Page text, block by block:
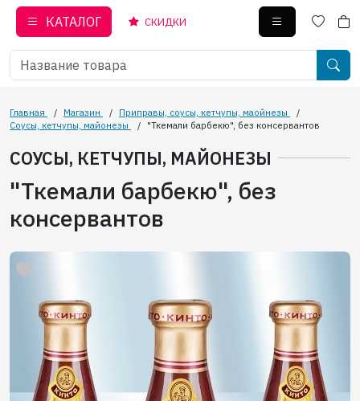
КАТАЛОГ СКИДКИ
Главная / Магазин / Приправы, соусы, кетчупы, маойнезы
/
Соусы, кетчупы, майонезы
/ "Ткемали барбекю", без консервантов
СОУСЫ, КЕТЧУПЫ, МАЙОНЕЗЫ
"Ткемали барбекю", без
консервантов